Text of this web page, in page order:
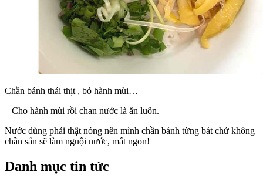
Chần bánh thái thịt , bỏ hành mùi…
– Cho hành mùi rồi chan nước là ăn luôn.
Nước dùng phải thật nóng nên mình chần bánh từng bát chứ không
chần sẵn sẽ làm nguội nước, mất ngon!
Danh mục tin tức